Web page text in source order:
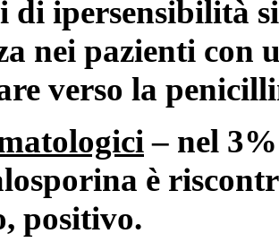
di ipersensibilità
nei pazienti con
verso la
– nel
è
positivo.